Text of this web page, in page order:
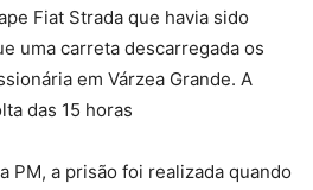
Fiat Strada que havia sido
uma carreta descarregada os
em Várzea Grande. A
das 15 horas
PM, a prisão foi realizada quando